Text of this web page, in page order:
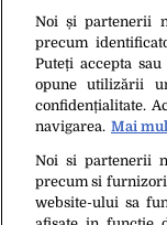
29 Mart. 2022, 14:48
Anonymous
emis de
Noi și partenerii
precum
Puteți accepta
opune utilizării
confidențialitate.
navigarea. Mai
Noi si partenerii
precum si
website-ului sa